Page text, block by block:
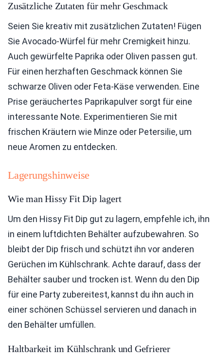
Zusätzliche Zutaten für mehr Geschmack
Seien Sie kreativ mit zusätzlichen Zutaten! Fügen
Sie Avocado-Würfel für mehr Cremigkeit hinzu.
Auch gewürfelte Paprika oder Oliven passen gut.
Für einen herzhaften Geschmack können Sie
schwarze Oliven oder Feta-Käse verwenden. Eine
Prise geräuchertes Paprikapulver sorgt für eine
interessante Note. Experimentieren Sie mit
frischen Kräutern wie Minze oder Petersilie, um
neue Aromen zu entdecken.
Lagerungshinweise
Wie man Hissy Fit Dip lagert
Um den Hissy Fit Dip gut zu lagern, empfehle ich, ihn
in einem luftdichten Behälter aufzubewahren. So
bleibt der Dip frisch und schützt ihn vor anderen
Gerüchen im Kühlschrank. Achte darauf, dass der
Behälter sauber und trocken ist. Wenn du den Dip
für eine Party zubereitest, kannst du ihn auch in
einer schönen Schüssel servieren und danach in
den Behälter umfüllen.
Haltbarkeit im Kühlschrank und Gefrierer